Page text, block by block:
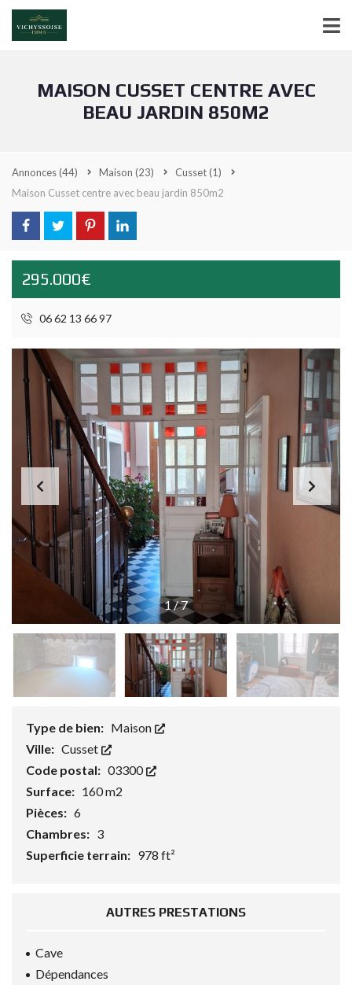
MAISON CUSSET CENTRE AVEC
BEAU JARDIN 850M2
Annonces(44) Maison (23) Cusset(1)
Maison Cusset centre avec beau jardin 850m2
295.000€
06 62 13 66 97
1/7
Type de bien: Maison
Ville: Cusset
Code postal: 03300
Surface: 160 m2
Pièces: 6
Chambres: 3
Superficie terrain: 978 ft²
AUTRES PRESTATIONS
Cave
Dépendances